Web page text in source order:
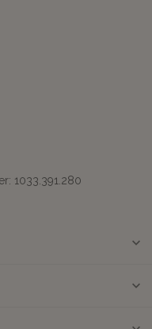
1033.391.280